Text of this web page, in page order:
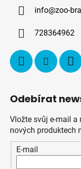
info@zoo-
728364962
Odebírat
Vložte svůj e-mail
nových produktech
E-mail